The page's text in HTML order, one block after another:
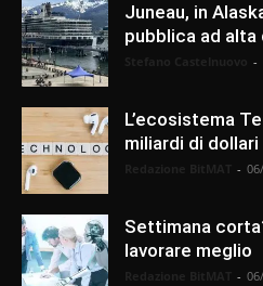
Juneau, in
pubblica ad alta
-
L’ecosistema
miliardi di dollari
-
Settimana
lavorare meglio
-